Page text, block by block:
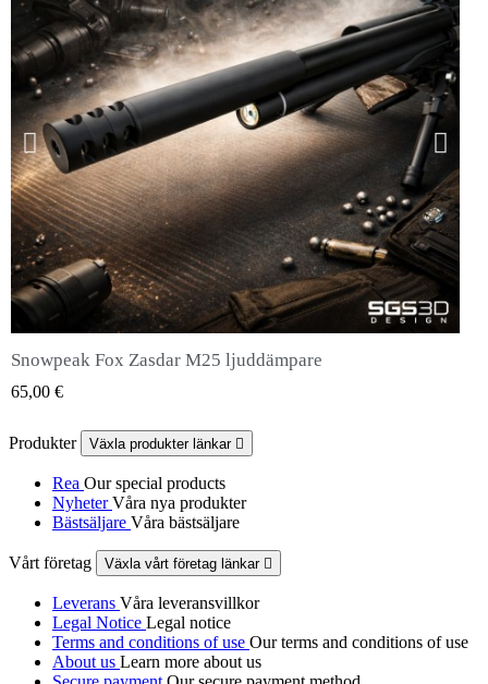
QUICK VIEW
Snowpeak Fox Zasdar M25 ljuddämpare
65,00 €
Produkter Växla produkter länkar 
Rea Our special products
NyheterVåra nya produkter
Bästsäljare Våra bästsäljare
Vårt företag Växla vårt företag länkar 
Leverans Våra leveransvillkor
Legal Notice Legal notice
Terms and conditions of use Our terms and conditions of use
About us Learn more about us